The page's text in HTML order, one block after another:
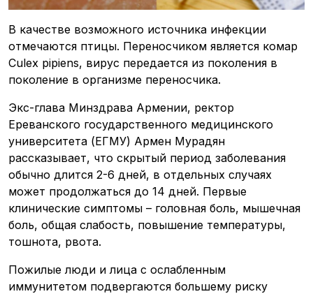
В качестве возможного источника инфекции
отмечаются птицы. Переносчиком является комар
Culex pipiens, вирус передается из поколения в
поколение в организме переносчика.
Экс-глава Минздрава Армении, ректор
Ереванского государственного медицинского
университета (ЕГМУ) Армен Мурадян
рассказывает, что скрытый период заболевания
обычно длится 2-6 дней, в отдельных случаях
может продолжаться до 14 дней. Первые
клинические симптомы – головная боль, мышечная
боль, общая слабость, повышение температуры,
тошнота, рвота.
Пожилые люди и лица с ослабленным
иммунитетом подвергаются большему риску